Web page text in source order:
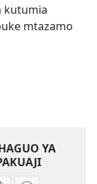
kutumia
mtazamo
YA